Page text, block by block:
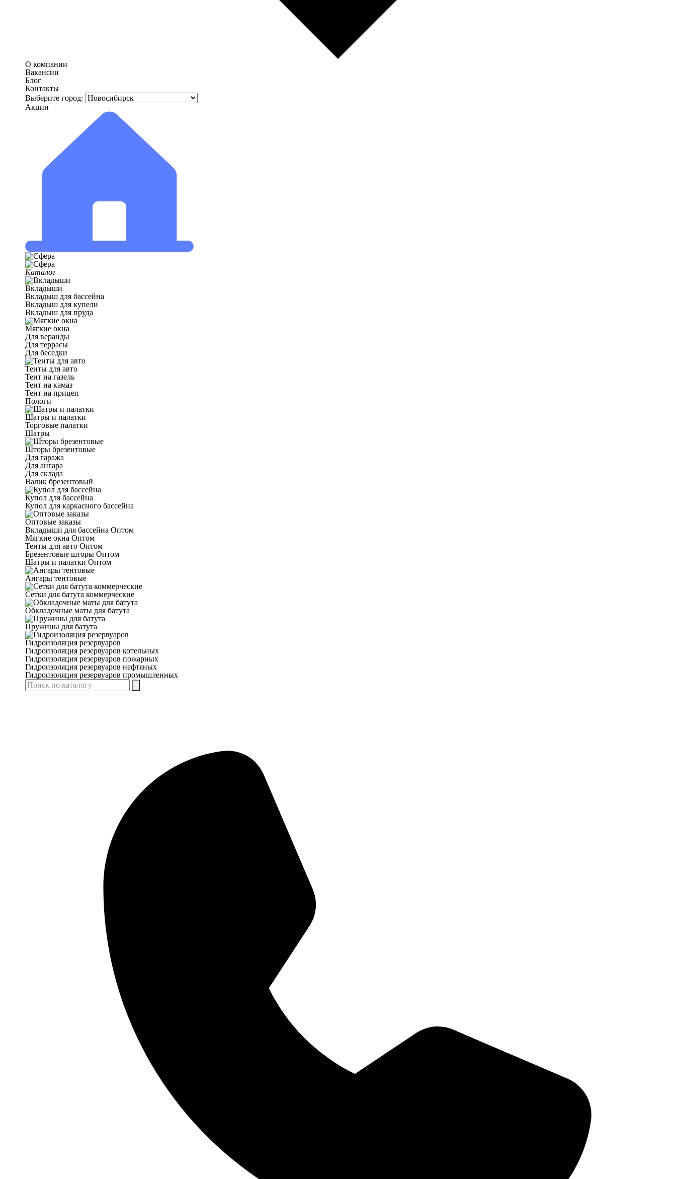
О компании
Вакансии
Блог
Контакты
Выберите город:
Акции
Каталог
Вкладыши
Вкладыш для бассейна
Вкладыш для купели
Вкладыш для пруда
Мягкие окна
Для веранды
Для террасы
Для беседки
Тенты для авто
Тент на газель
Тент на камаз
Тент на прицеп
Пологи
Шатры и палатки
Торговые палатки
Шатры
Шторы брезентовые
Для гаража
Для ангара
Для склада
Валик брезентовый
Купол для бассейна
Купол для каркасного бассейна
Оптовые заказы
Вкладыши для бассейна Оптом
Мягкие окна Оптом
Тенты для авто Оптом
Брезентовые шторы Оптом
Шатры и палатки Оптом
Ангары тентовые
Сетки для батута коммерческие
Обкладочные маты для батута
Пружины для батута
Гидроизоляция резервуаров
Гидроизоляция резервуаров котельных
Гидроизоляция резервуаров пожарных
Гидроизоляция резервуаров нефтяных
Гидроизоляция резервуаров промышленных